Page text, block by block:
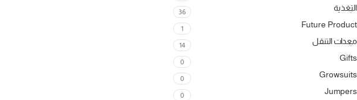
التغذية 36
Future Product
1
معدات التنقل 14
Gifts
0
Growsuits
0
Jumpers
0